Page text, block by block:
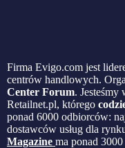
Firma Evigo.com jest
centrów handlowych.
Center Forum. Jesteśmy
Retailnet.pl, którego
ponad 6000 odbiorców:
dostawców usług dla
Magazine ma ponad